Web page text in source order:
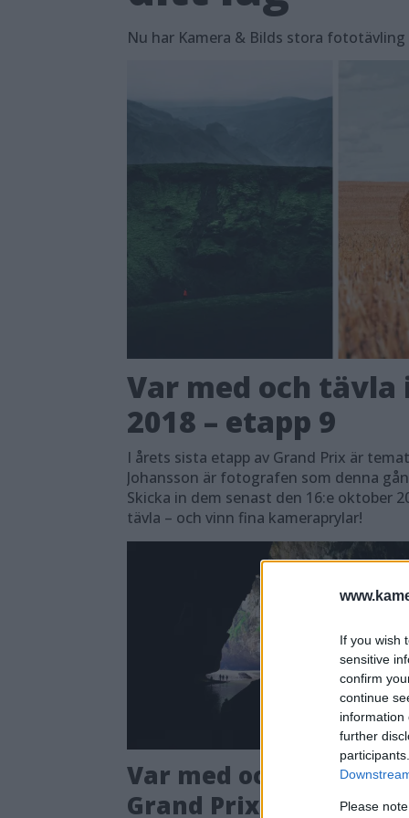
If you wish
sensitive
confirm
continue
information
further
Please
Nu har Kamera & Bilds stora
Var med och tävla
2018 – etapp 9
I årets sista etapp av Grand Prix är
Johansson är fotografen som denna
Skicka in dem senast den 16:e oktober
tävla – och vinn fina kameraprylar!
Var med och tävla i
Grand Prix 2018 –